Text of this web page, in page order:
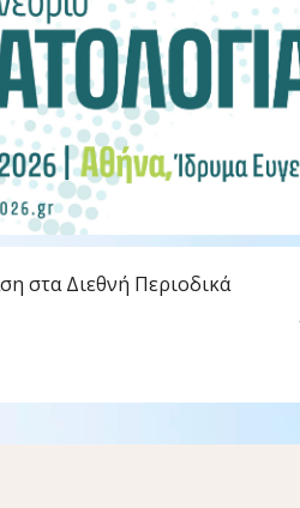
στα Διεθνή Περιοδικά